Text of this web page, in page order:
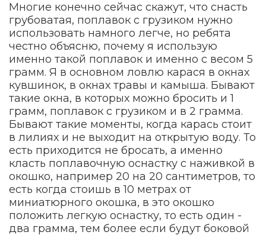
Многие конечно сейчас скажут, что снасть
грубоватая, поплавок с грузиком нужно
использовать намного легче, но ребята
честно объясню, почему я использую
именно такой поплавок и именно с весом 5
грамм. Я в основном ловлю карася в окнах
кувшинок, в окнах травы и камыша. Бывают
такие окна, в которых можно бросить и 1
грамм, поплавок с грузиком и в 2 грамма.
Бывают такие моменты, когда карась стоит
в лилиях и не выходит на открытую воду. То
есть приходится не бросать, а именно
класть поплавочную оснастку с наживкой в
окошко, например 20 на 20 сантиметров, то
есть когда стоишь в 10 метрах от
миниатюрного окошка, в это окошко
положить легкую оснастку, то есть один -
два грамма, тем более если будут боковой